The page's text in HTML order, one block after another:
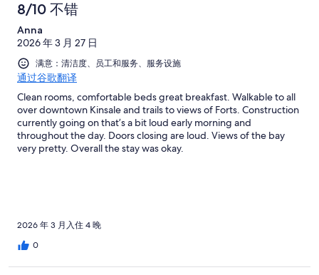
8/10 不错
Anna
2026 年 3 月 27 日
满意：清洁度、员工和服务、服务设施
通过谷歌翻译
Clean rooms, comfortable beds great breakfast. Walkable to all
over downtown Kinsale and trails to views of Forts. Construction
currently going on that’s a bit loud early morning and
throughout the day. Doors closing are loud. Views of the bay
very pretty. Overall the stay was okay.
2026 年 3 月入住 4 晚
0